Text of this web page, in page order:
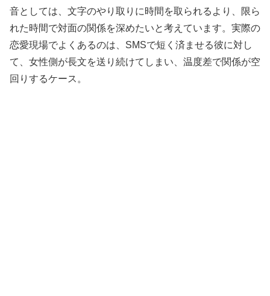
音としては、文字のやり取りに時間を取られるより、限ら
れた時間で対面の関係を深めたいと考えています。実際の
恋愛現場でよくあるのは、SMSで短く済ませる彼に対し
て、女性側が長文を送り続けてしまい、温度差で関係が空
回りするケース。